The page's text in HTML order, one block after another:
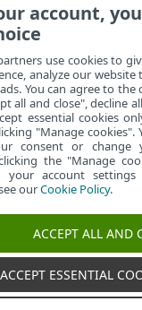
account,
use cookies to
analyze our
You can agree to
all and close", decline
essential cookies
"Manage cookies".
consent or change
the "Manage
account settings
ourCookie Policy.
ACCEPT ALL AND
ACCEPT ESSENTIAL